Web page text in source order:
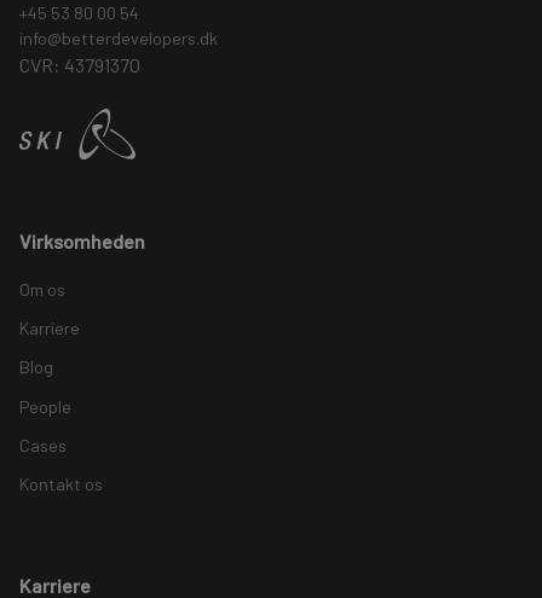
+45 53 80 00 54
info@betterdevelopers.dk
CVR: 43791370
Virksomheden
Om os
Karriere
Blog
People
Cases
Kontakt os
Karriere